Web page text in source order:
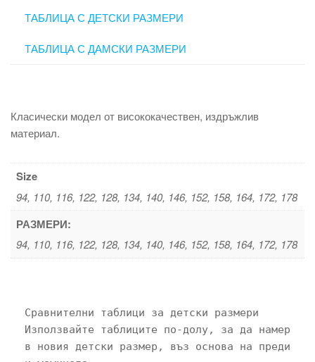
ТАБЛИЦА С ДЕТСКИ РАЗМЕРИ
ТАБЛИЦА С ДАМСКИ РАЗМЕРИ
Класически модел от висококачествен, издръжлив
материал.
Size
94, 110, 116, 122, 128, 134, 140, 146, 152, 158, 164, 172, 178
РАЗМЕРИ:
94, 110, 116, 122, 128, 134, 140, 146, 152, 158, 164, 172, 178
Сравнителни таблици за детски размери
Използвайте таблиците по-долу, за да
в новия детски размер, въз основа на